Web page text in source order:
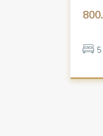
5